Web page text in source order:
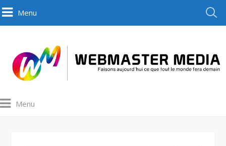
Menu
Menu